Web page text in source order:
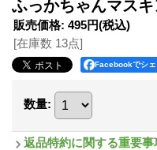
ふっかちゃんマス
販売価格: 495円(税込)
[在庫数 13点]
Facebookでシェ
数量:
返品特約に関する重要事